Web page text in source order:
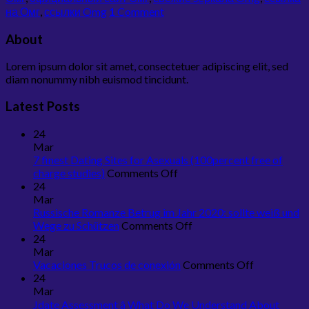
на Омг,ссылки Omg 1 Comment
About
Lorem ipsum dolor sit amet, consectetuer adipiscing elit, sed
diam nonummy nibh euismod tincidunt.
Latest Posts
24
Mar
7 finest Dating Sites for Asexuals (100percent free of
charge studies) Comments Off
Dating
Sites
(100percent
charge
24
Mar
Russische Romanze Betrug im Jahr 2020: sollte weiß und
Wege zu Schützen Comments Off
Betrug
2020:
24
Mar
Vacaciones Trucos de conexión Comments Off
de
24
Mar
Jdate Assessment â What Do We Understand About